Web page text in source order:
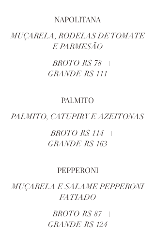
NAPOLITANA
MUÇARELA, RODELAS DE TOMATE
E PARMESÃO
BROTO R$ 78
GRANDE R$ 111
PALMITO
PALMITO, CATUPIRY E AZEITONAS
BROTO R$ 114
GRANDE R$ 163
PEPPERONI
MUÇARELA E SALAME PEPPERONI
FATIADO
BROTO R$ 87
GRANDE R$ 124